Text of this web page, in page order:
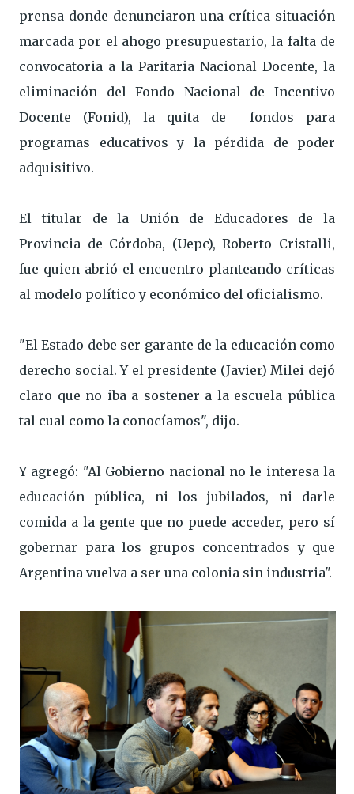
prensa donde denunciaron una crítica situación
marcada por el ahogo presupuestario, la falta de
convocatoria a la Paritaria Nacional Docente, la
eliminación del Fondo Nacional de Incentivo
Docente (Fonid), la quita de fondos para
programas educativos y la pérdida de poder
adquisitivo.
El titular de la Unión de Educadores de la
Provincia de Córdoba, (Uepc), Roberto Cristalli,
fue quien abrió el encuentro planteando críticas
al modelo político y económico del oficialismo.
"El Estado debe ser garante de la educación como
derecho social. Y el presidente (Javier) Milei dejó
claro que no iba a sostener a la escuela pública
tal cual como la conocíamos", dijo.
Y agregó: "Al Gobierno nacional no le interesa la
educación pública, ni los jubilados, ni darle
comida a la gente que no puede acceder, pero sí
gobernar para los grupos concentrados y que
Argentina vuelva a ser una colonia sin industria".